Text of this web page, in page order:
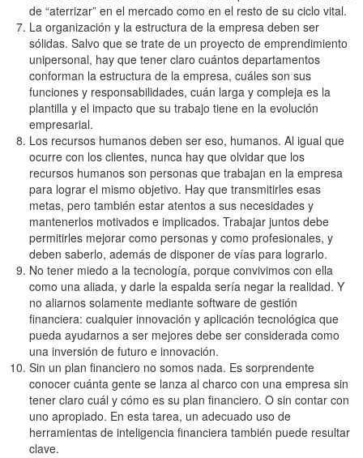
de “aterrizar” en el mercado como en el resto de su ciclo vital.
La organización y la estructura de la empresa deben ser
sólidas. Salvo que se trate de un proyecto de emprendimiento
unipersonal, hay que tener claro cuántos departamentos
conforman la estructura de la empresa, cuáles son sus
funciones y responsabilidades, cuán larga y compleja es la
plantilla y el impacto que su trabajo tiene en la evolución
empresarial.
Los recursos humanos deben ser eso, humanos. Al igual que
ocurre con los clientes, nunca hay que olvidar que los
recursos humanos son personas que trabajan en la empresa
para lograr el mismo objetivo. Hay que transmitirles esas
metas, pero también estar atentos a sus necesidades y
mantenerlos motivados e implicados. Trabajar juntos debe
permitirles mejorar como personas y como profesionales, y
deben saberlo, además de disponer de vías para lograrlo.
No tener miedo a la tecnología, porque convivimos con ella
como una aliada, y darle la espalda sería negar la realidad. Y
no aliarnos solamente mediante software de gestión
financiera: cualquier innovación y aplicación tecnológica que
pueda ayudarnos a ser mejores debe ser considerada como
una inversión de futuro e innovación.
Sin un plan financiero no somos nada. Es sorprendente
conocer cuánta gente se lanza al charco con una empresa sin
tener claro cuál y cómo es su plan financiero. O sin contar con
uno apropiado. En esta tarea, un adecuado uso de
herramientas de inteligencia financiera también puede resultar
clave.